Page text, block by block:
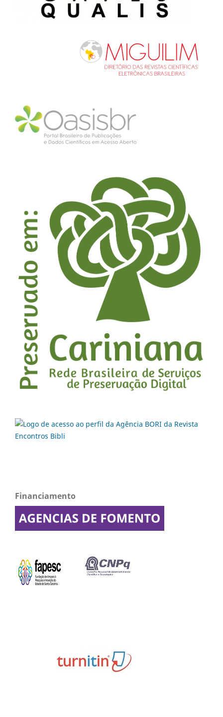
Financiamento